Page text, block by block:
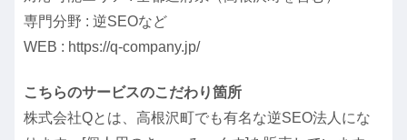
専門分野 : 逆SEOなど
WEB : https://q-company.jp/
こちらのサービスのこだわり箇所
株式会社Qとは、高根沢町でも有名な逆SEO法人にな